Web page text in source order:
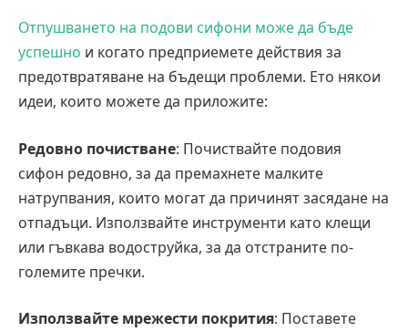
Отпушването на подови сифони може да бъде
успешно и когато предприемете действия за
предотвратяване на бъдещи проблеми. Ето някои
идеи, които можете да приложите:
Редовно почистване: Почиствайте подовия
сифон редовно, за да премахнете малките
натрупвания, които могат да причинят засядане на
отпадъци. Използвайте инструменти като клещи
или гъвкава водоструйка, за да отстраните по-
големите пречки.
Използвайте мрежести покрития: Поставете